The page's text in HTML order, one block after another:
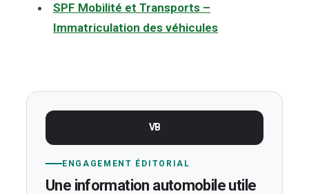
SPF Mobilité et Transports –
Immatriculation des véhicules
VB
ENGAGEMENT ÉDITORIAL
Une information automobile utile